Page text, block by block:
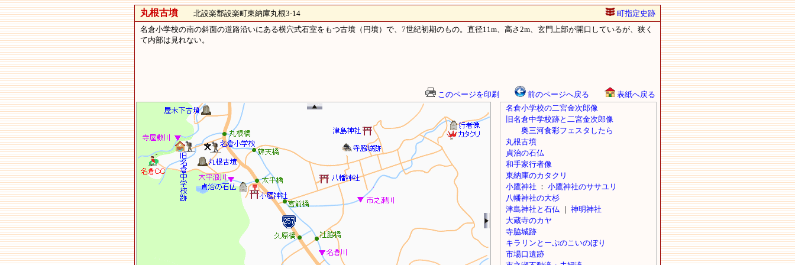
丸根古墳北設楽郡設楽町東納庫丸根3-14
町指定史跡
名倉小学校の南の斜面の道路沿いにある横穴式石室をもつ古墳（円墳）で、7世紀初期のもの。直径11m、高さ2m、玄門上部が開口しているが、狭く
て内部は見れない。
このページを印刷 前のページへ戻る 表紙へ戻る